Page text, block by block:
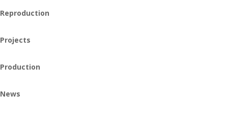
Reproduction
Projects
Production
News